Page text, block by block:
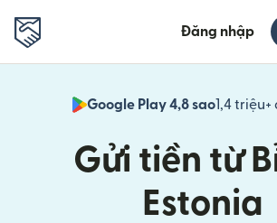
Đăng nhập
Google Play 4,8 sao1,4
Gửi tiền từ
Estonia